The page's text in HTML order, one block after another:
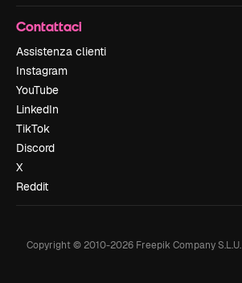
Contattaci
Assistenza clienti
Instagram
YouTube
LinkedIn
TikTok
Discord
X
Reddit
Copyright © 2010-2026Freepik Company S.L.U.